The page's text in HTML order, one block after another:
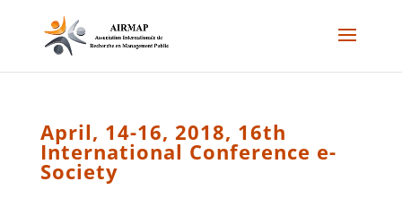
April, 14-16, 2018, 16th
International Conference e-
Society